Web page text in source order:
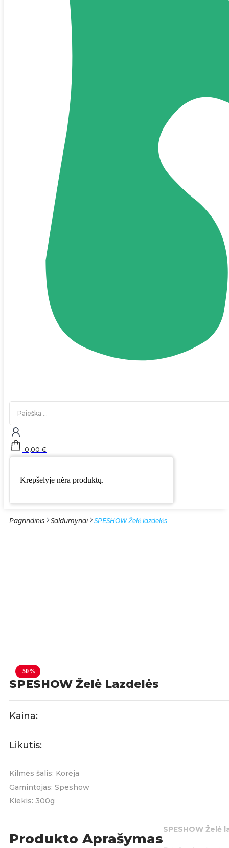
Search
0,00 €
Krepšelyje nėra produktų.
Pagrindinis Saldumynai SPESHOW Želė lazdelės
-50%
SPESHOW Želė Lazdelės
Kaina:
Likutis:
Kilmės šalis: Korėja
Gamintojas: Speshow
Kiekis: 300g
Produkto Aprašymas
SPESHOW Želė